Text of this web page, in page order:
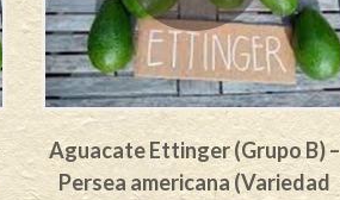
Aguacate Ettinger (Grupo B) –
Persea americana (Variedad